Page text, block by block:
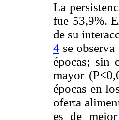
La
fue 53,9%.
de su
4 se
épocas; sin
mayor
épocas en
oferta
es de